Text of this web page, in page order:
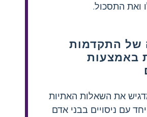
ואת התסכול.
של התקדמות
באמצעות
את השאלות האתיות
עם ניסויים בבני אדם